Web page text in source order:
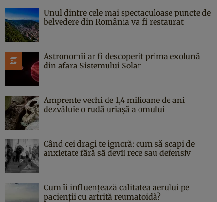
Unul dintre cele mai spectaculoase puncte de
belvedere din România va fi restaurat
Astronomii ar fi descoperit prima exolună
din afara Sistemului Solar
Amprente vechi de 1,4 milioane de ani
dezvăluie o rudă uriașă a omului
Când cei dragi te ignoră: cum să scapi de
anxietate fără să devii rece sau defensiv
Cum îi influențează calitatea aerului pe
pacienții cu artrită reumatoidă?